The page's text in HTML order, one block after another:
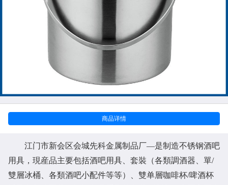
商品详情
江门市新会区会城先科金属制品厂—是制造不锈钢酒吧
用具，現産品主要包括酒吧用具、套裝（各類調酒器、單/
雙層冰桶、各類酒吧小配件等等）、雙单層咖啡杯/啤酒杯